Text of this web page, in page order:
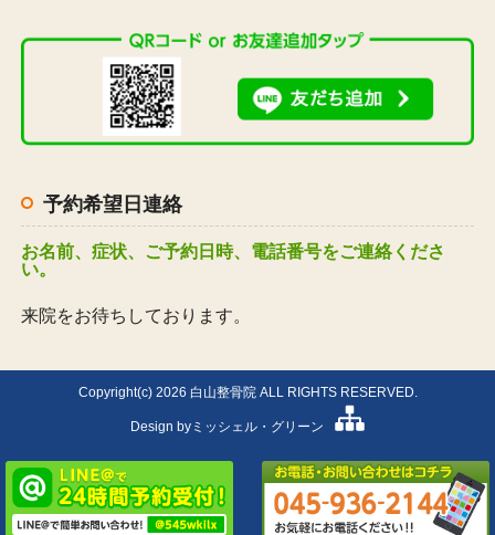
予約希望日連絡
お名前、症状、ご予約日時、電話番号をご連絡くださ
い。
来院をお待ちしております。
Copyright(c) 2026 白山整骨院 ALL RIGHTS RESERVED.
Design by ミッシェル・グリーン